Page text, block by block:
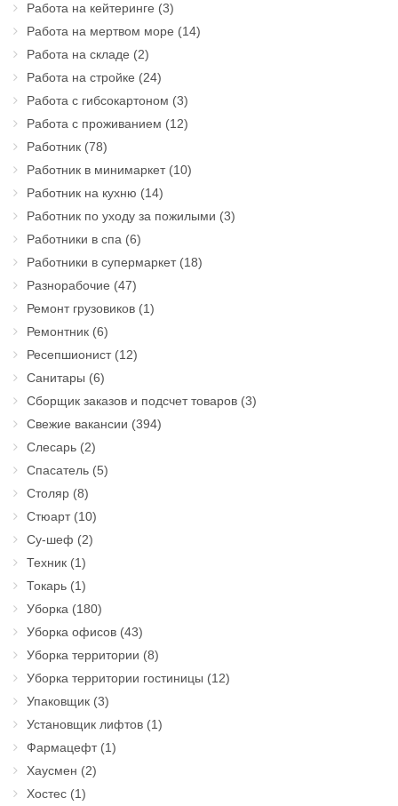
Работа на кейтеринге (3)
Работа на мертвом море (14)
Работа на складе (2)
Работа на стройке (24)
Работа с гибсокартоном (3)
Работа с проживанием (12)
Работник (78)
Работник в минимаркет(10)
Работник на кухню (14)
Работник по уходу за пожилыми (3)
Работники в спа (6)
Работники в супермаркет(18)
Разнорабочие (47)
Ремонт грузовиков (1)
Ремонтник (6)
Ресепшионист(12)
Санитары (6)
Сборщик заказов и подсчет товаров (3)
Свежие вакансии (394)
Слесарь (2)
Спасатель (5)
Столяр (8)
Стюарт(10)
Су-шеф (2)
Техник (1)
Токарь (1)
Уборка (180)
Уборка офисов (43)
Уборка территории (8)
Уборка территории гостиницы (12)
Упаковщик (3)
Установщик лифтов (1)
Фармацефт(1)
Хаусмен (2)
Хостес (1)